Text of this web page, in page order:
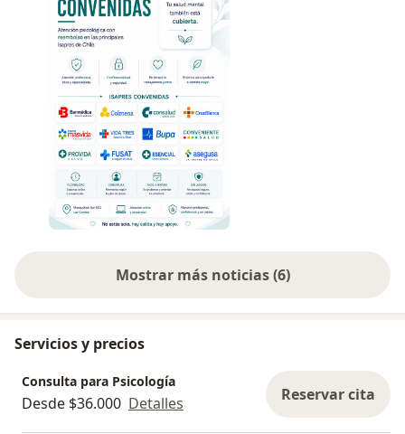
Cupos limitados. Reserva tu hora con
anticipación.
Mostrar más noticias (6)
Servicios y precios
Consulta para Psicología
Desde $36.000 Detalles Reservar cita